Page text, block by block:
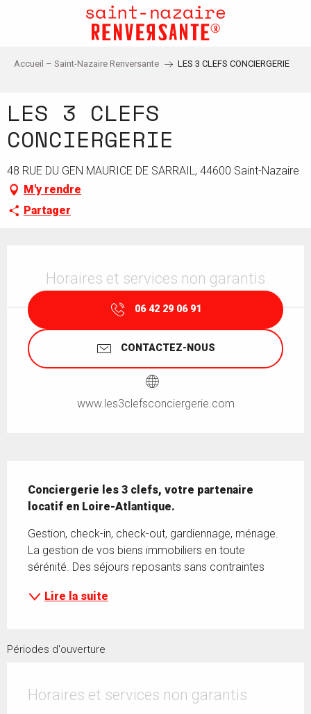
principal
Accueil – Saint-Nazaire Renversante LES 3 CLEFS CONCIERGERIE
LES 3 CLEFS
CONCIERGERIE
48 RUE DU GEN MAURICE DE SARRAIL, 44600 Saint-Nazaire
M'y rendre
Partager
Horaires et services non garantis
06 42 29 06 91
CONTACTEZ-NOUS
www.les3clefsconciergerie.com
Conciergerie les 3 clefs, votre partenaire
locatif en Loire-Atlantique.
Gestion, check-in, check-out, gardiennage, ménage.
La gestion de vos biens immobiliers en toute
sérénité. Des séjours reposants sans contraintes
Lire la suite
Périodes d'ouverture
Horaires et services non garantis